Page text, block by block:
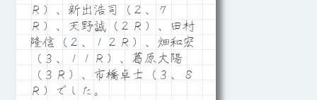
Ｒ）、新出浩司（２、７
Ｒ）、天野誠（２Ｒ）、田村
隆信（２、１２Ｒ）、畑和宏
（３、１１Ｒ）、葛原大陽
（３Ｒ）、市橋卓士（３、８
Ｒ）でした。